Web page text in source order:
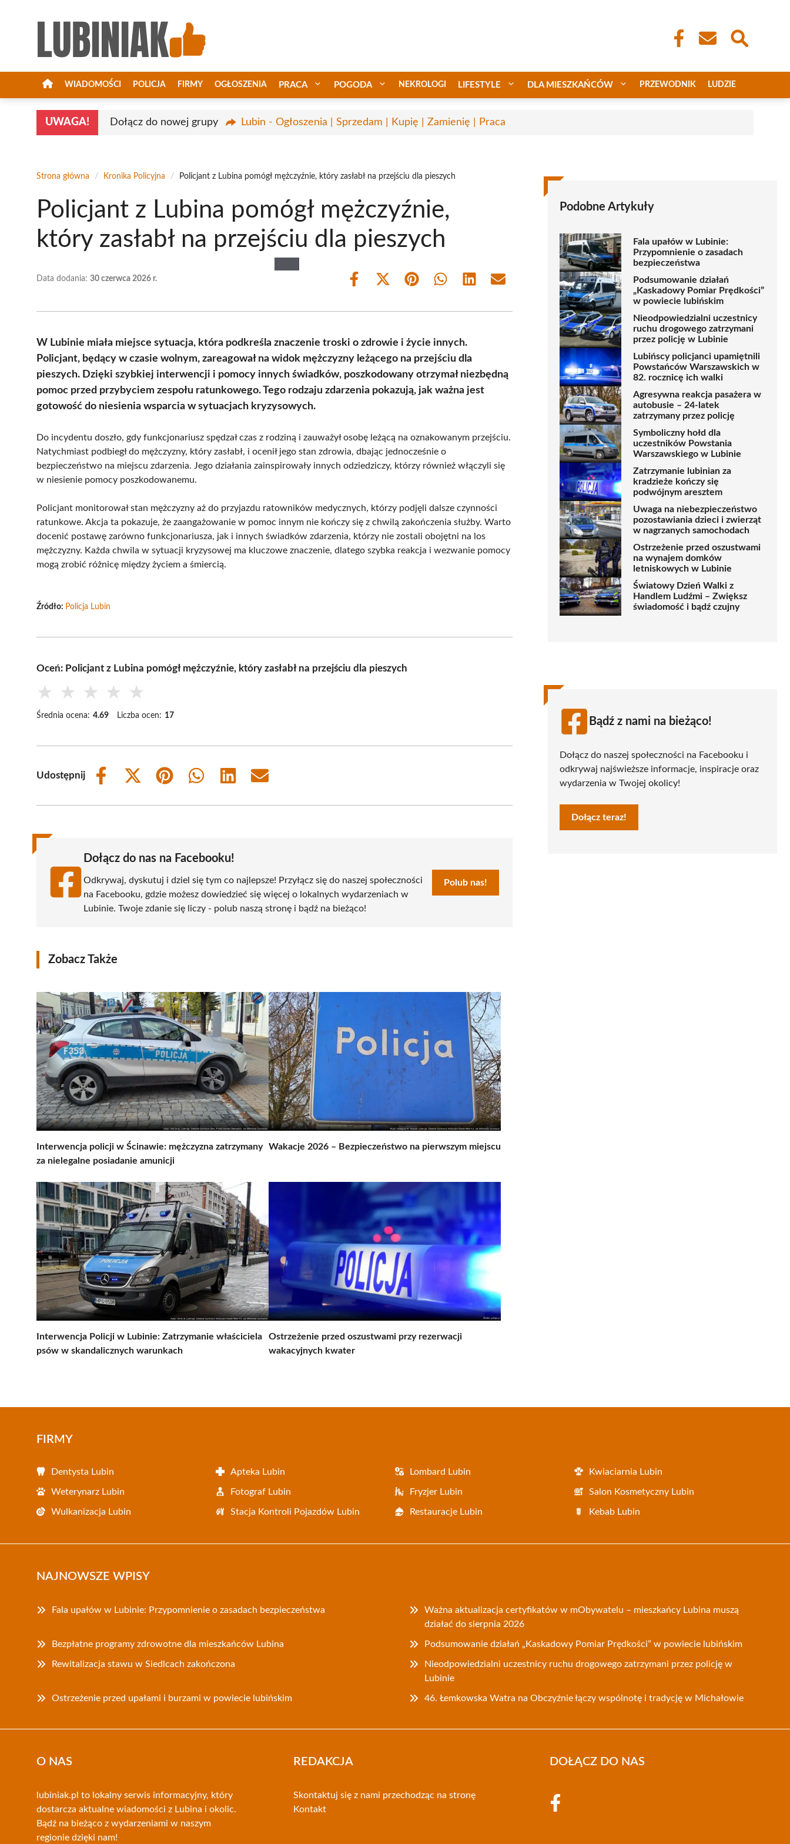
WIADOMOŚCI POLICJA FIRMY OGŁOSZENIA PRACA POGODA NEKROLOGI LIFESTYLE DLA MIESZKAŃCÓW PRZEWODNIK LUDZIE
UWAGA! Dołącz do nowej grupy Lubin - Ogłoszenia | Sprzedam | Kupię | Zamienię | Praca
Strona główna / Kronika Policyjna / Policjant z Lubina pomógł mężczyźnie, który zasłabł na przejściu dla pieszych
Policjant z Lubina pomógł mężczyźnie,
który zasłabł na przejściu dla pieszych
Data dodania: 30 czerwca 2026 r.
Share
Share
(Twitter)
Share Share Share Share
W Lubinie miała miejsce sytuacja, która podkreśla znaczenie troski o zdrowie i życie innych.
Policjant, będący w czasie wolnym, zareagował na widok mężczyzny leżącego na przejściu dla
pieszych. Dzięki szybkiej interwencji i pomocy innych świadków, poszkodowany otrzymał niezbędną
pomoc przed przybyciem zespołu ratunkowego. Tego rodzaju zdarzenia pokazują, jak ważna jest
gotowość do niesienia wsparcia w sytuacjach kryzysowych.
Do incydentu doszło, gdy funkcjonariusz spędzał czas z rodziną i zauważył osobę leżącą na oznakowanym przejściu.
Natychmiast podbiegł do mężczyzny, który zasłabł, i ocenił jego stan zdrowia, dbając jednocześnie o
bezpieczeństwo na miejscu zdarzenia. Jego działania zainspirowały innych odziedziczy, którzy również włączyli się
w niesienie pomocy poszkodowanemu.
Policjant monitorował stan mężczyzny aż do przyjazdu ratowników medycznych, którzy podjęli dalsze czynności
ratunkowe. Akcja ta pokazuje, że zaangażowanie w pomoc innym nie kończy się z chwilą zakończenia służby. Warto
docenić postawę zarówno funkcjonariusza, jak i innych świadków zdarzenia, którzy nie zostali obojętni na los
mężczyzny. Każda chwila w sytuacji kryzysowej ma kluczowe znaczenie, dlatego szybka reakcja i wezwanie pomocy
mogą zrobić różnicę między życiem a śmiercią.
Źródło: Policja Lubin
Oceń: Policjant z Lubina pomógł mężczyźnie, który zasłabł na przejściu dla pieszych
★ ★ ★ ★ ★
Średnia ocena: 4.69 Liczba ocen: 17
Udostępnij
Share
Share
(Twitter)
Share
Share
Share
Share
Dołącz do nas na Facebooku!
Odkrywaj, dyskutuj i dziel się tym co najlepsze! Przyłącz się do naszej społeczności
na Facebooku, gdzie możesz dowiedzieć się więcej o lokalnych wydarzeniach w
Lubinie. Twoje zdanie się liczy - polub naszą stronę i bądź na bieżąco!
Polub nas!
Zobacz Także
Interwencja policji w Ścinawie: mężczyzna zatrzymany
za nielegalne posiadanie amunicji
Wakacje 2026 – Bezpieczeństwo na pierwszym miejscu
Interwencja Policji w Lubinie: Zatrzymanie właściciela
psów w skandalicznych warunkach
Ostrzeżenie przed oszustwami przy rezerwacji
wakacyjnych kwater
Podobne Artykuły
Fala upałów w Lubinie:
Przypomnienie o zasadach
bezpieczeństwa
Podsumowanie działań
„Kaskadowy Pomiar Prędkości”
w powiecie lubińskim
Nieodpowiedzialni uczestnicy
ruchu drogowego zatrzymani
przez policję w Lubinie
Lubińscy policjanci upamiętnili
Powstańców Warszawskich w
82. rocznicę ich walki
Agresywna reakcja pasażera w
autobusie – 24-latek
zatrzymany przez policję
Symboliczny hołd dla
uczestników Powstania
Warszawskiego w Lubinie
Zatrzymanie lubinian za
kradzieże kończy się
podwójnym aresztem
Uwaga na niebezpieczeństwo
pozostawiania dzieci i zwierząt
w nagrzanych samochodach
Ostrzeżenie przed oszustwami
na wynajem domków
letniskowych w Lubinie
Światowy Dzień Walki z
Handlem Ludźmi – Zwiększ
świadomość i bądź czujny
Bądź z nami na bieżąco!
Dołącz do naszej społeczności na Facebooku i
odkrywaj najświeższe informacje, inspiracje oraz
wydarzenia w Twojej okolicy!
Dołącz teraz!
FIRMY
Dentysta Lubin Apteka Lubin Lombard Lubin Kwiaciarnia Lubin
Weterynarz Lubin Fotograf Lubin Fryzjer Lubin Salon Kosmetyczny Lubin
Wulkanizacja Lubin Stacja Kontroli Pojazdów Lubin Restauracje Lubin Kebab Lubin
NAJNOWSZE WPISY
Fala upałów w Lubinie: Przypomnienie o zasadach bezpieczeństwa
Ważna aktualizacja certyfikatów w mObywatelu – mieszkańcy Lubina muszą
działać do sierpnia 2026
Bezpłatne programy zdrowotne dla mieszkańców Lubina Podsumowanie działań „Kaskadowy Pomiar Prędkości” w powiecie lubińskim
Rewitalizacja stawu w Siedlcach zakończona
Nieodpowiedzialni uczestnicy ruchu drogowego zatrzymani przez policję w
Lubinie
Ostrzeżenie przed upałami i burzami w powiecie lubińskim 46. Łemkowska Watra na Obczyźnie łączy wspólnotę i tradycję w Michałowie
O NAS
lubiniak.pl to lokalny serwis informacyjny, który
dostarcza aktualne wiadomości z Lubina i okolic.
Bądź na bieżąco z wydarzeniami w naszym
regionie dzięki nam!
REDAKCJA
Skontaktuj się z nami przechodząc na stronę
Kontakt
DOŁĄCZ DO NAS